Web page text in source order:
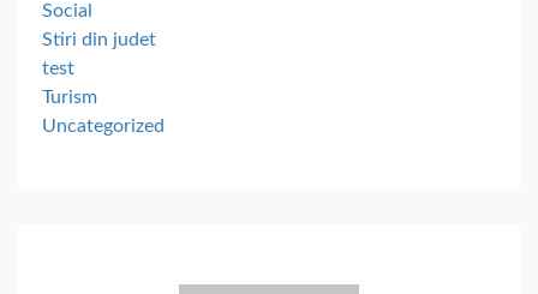
Social
Stiri din judet
test
Turism
Uncategorized